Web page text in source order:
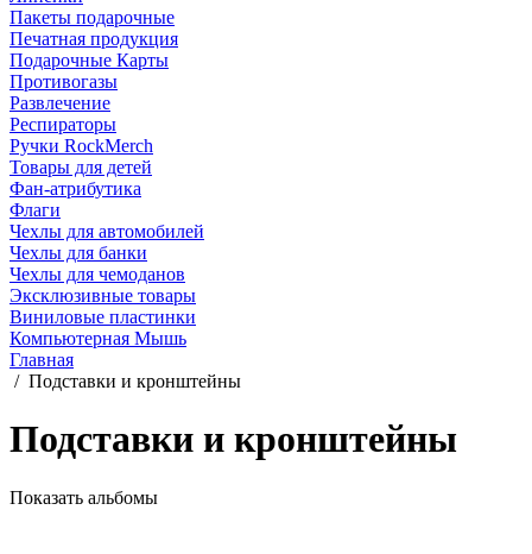
Пакеты подарочные
Печатная продукция
Подарочные Карты
Противогазы
Развлечение
Респираторы
Ручки RockMerch
Товары для детей
Фан-атрибутика
Флаги
Чехлы для автомобилей
Чехлы для банки
Чехлы для чемоданов
Эксклюзивные товары
Виниловые пластинки
Компьютерная Мышь
Главная
/ Подставки и кронштейны
Подставки и кронштейны
Показать альбомы